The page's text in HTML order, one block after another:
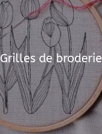
Grilles de broderie